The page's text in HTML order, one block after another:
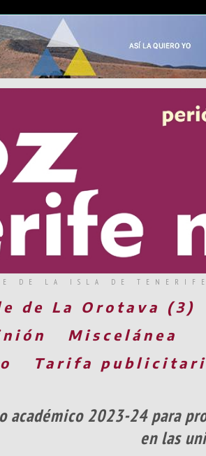
DE LA ISLA DE
de La Orotava (3)
Miscelánea
Tarifa
académico 2023-24 para
en las